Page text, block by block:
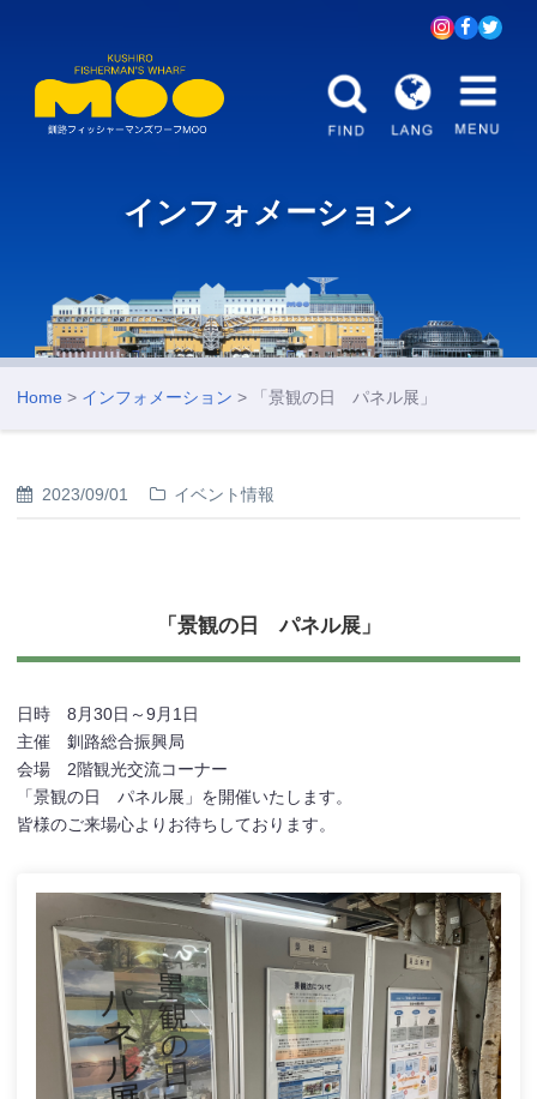
インフォメーション
Home > インフォメーション > 「景観の日 パネル展」
2023/09/01 イベント情報
「景観の日 パネル展」
日時 8月30日～9月1日
主催 釧路総合振興局
会場 2階観光交流コーナー
「景観の日 パネル展」を開催いたします。
皆様のご来場心よりお待ちしております。